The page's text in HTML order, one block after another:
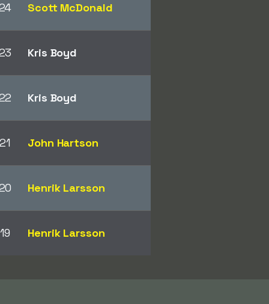
Scott McDonald
Kris Boyd
Kris Boyd
21 John Hartson
Henrik Larsson
19 Henrik Larsson